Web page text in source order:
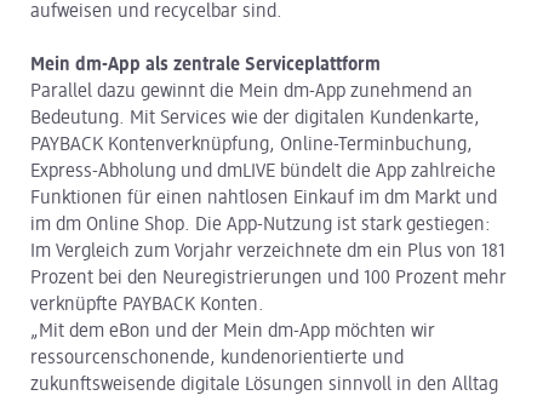
aufweisen und recycelbar sind.
Mein dm-App als zentrale Serviceplattform
Parallel dazu gewinnt die Mein dm-App zunehmend an
Bedeutung. Mit Services wie der digitalen Kundenkarte,
PAYBACK Kontenverknüpfung, Online-Terminbuchung,
Express-Abholung und dmLIVE bündelt die App zahlreiche
Funktionen für einen nahtlosen Einkauf im dm Markt und
im dm Online Shop. Die App-Nutzung ist stark gestiegen:
Im Vergleich zum Vorjahr verzeichnete dm ein Plus von 181
Prozent bei den Neuregistrierungen und 100 Prozent mehr
verknüpfte PAYBACK Konten.
„Mit dem eBon und der Mein dm-App möchten wir
ressourcenschonende, kundenorientierte und
zukunftsweisende digitale Lösungen sinnvoll in den Alltag